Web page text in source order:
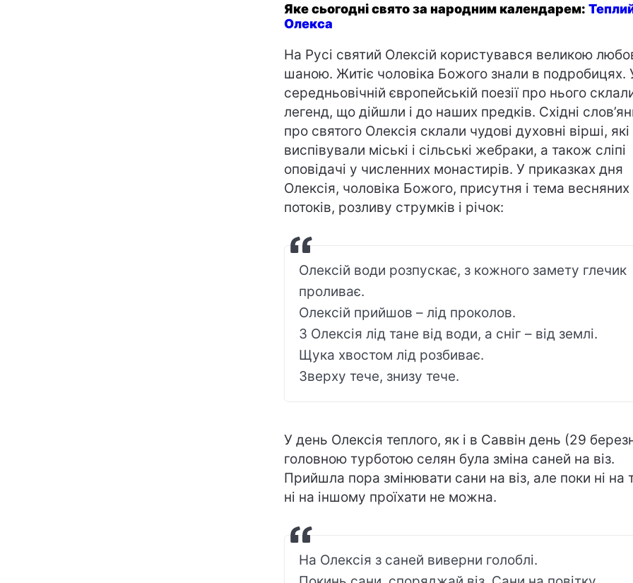
Яке сьогодні свято за народним календарем:
Олекса
На Русі святий Олексій користувався великою
шаною. Житіє чоловіка Божого знали в подробицях.
середньовічній європейській поезії про нього
легенд, що дійшли і до наших предків. Східні
про святого Олексія склали чудові духовні вірші, які
виспівували міські і сільські жебраки, а також сліпі
оповідачі у численних монастирів. У приказках дня
Олексія, чоловіка Божого, присутня і тема весняних
потоків, розливу струмків і річок:
Олексій води розпускає, з кожного замету глечик
проливає.
Олексій прийшов – лід проколов.
З Олексія лід тане від води, а сніг – від землі.
Щука хвостом лід розбиває.
Зверху тече, знизу тече.
У день Олексія теплого, як і в Саввін день (29
головною турботою селян була зміна саней на віз.
Прийшла пора змінювати сани на віз, але поки ні на
ні на іншому проїхати не можна.
На Олексія з саней виверни голоблі.